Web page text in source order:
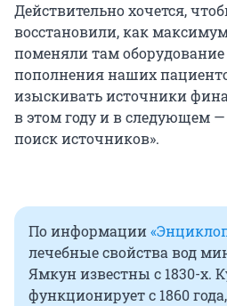
Действительно хочется,
восстановили, как
поменяли там
пополнения наших
изыскивать источники
в этом году и в следующем —
поиск источников».
По информации
лечебные свойства вод
Ямкун известны с 1830-х.
функционирует с 1860